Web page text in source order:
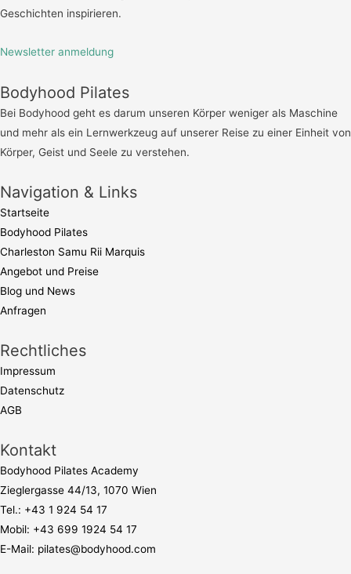
Geschichten inspirieren.
Newsletter anmeldung
Bodyhood Pilates
Bei Bodyhood geht es darum unseren Körper weniger als Maschine
und mehr als ein Lernwerkzeug auf unserer Reise zu einer Einheit von
Körper, Geist und Seele zu verstehen.
Navigation & Links
Startseite
Bodyhood Pilates
Charleston Samu Rii Marquis
Angebot und Preise
Blog und News
Anfragen
Rechtliches
Impressum
Datenschutz
AGB
Kontakt
Bodyhood Pilates Academy
Zieglergasse 44/13, 1070 Wien
Tel.: +43 1 924 54 17
Mobil: +43 699 1924 54 17
E-Mail: pilates@bodyhood.com